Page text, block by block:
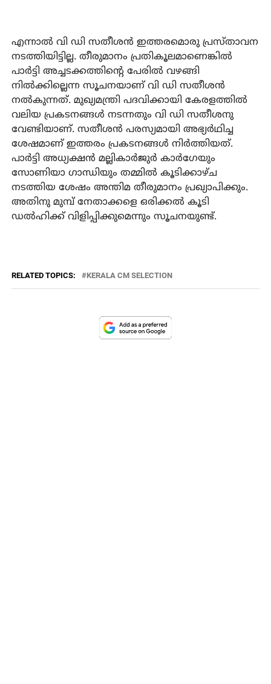
എന്നാല്‍ വി ഡി സതീശന്‍ ഇത്തരമൊരു പ്രസ്താവന
നടത്തിയിട്ടില്ല. തീരുമാനം പ്രതികൂലമാണെങ്കില്‍
പാര്‍ട്ടി അച്ചടക്കത്തിന്റെ പേരില്‍ വഴങ്ങി
നില്‍ക്കില്ലെന്ന സൂചനയാണ് വി ഡി സതീശന്‍
നല്‍കുന്നത്. മുഖ്യമന്ത്രി പദവിക്കായി കേരളത്തില്‍
വലിയ പ്രകടനങ്ങള്‍ നടന്നതും വി ഡി സതീശനു
വേണ്ടിയാണ്. സതീശന്‍ പരസ്യമായി അഭ്യര്‍ഥിച്ച
ശേഷമാണ് ഇത്തരം പ്രകടനങ്ങള്‍ നിര്‍ത്തിയത്.
പാര്‍ട്ടി അധ്യക്ഷന്‍ മല്ലികാര്‍ജുര്‍ കാര്‍ഗേയും
സോണിയാ ഗാന്ധിയും തമ്മില്‍ കൂടിക്കാഴ്ച
നടത്തിയ ശേഷം അന്തിമ തീരുമാനം പ്രഖ്യാപിക്കും.
അതിനു മുമ്പ് നേതാക്കളെ ഒരിക്കല്‍ കൂടി
ഡല്‍ഹിക്ക് വിളിപ്പിക്കുമെന്നും സൂചനയുണ്ട്.
RELATED TOPICS: KERALA CM SELECTION